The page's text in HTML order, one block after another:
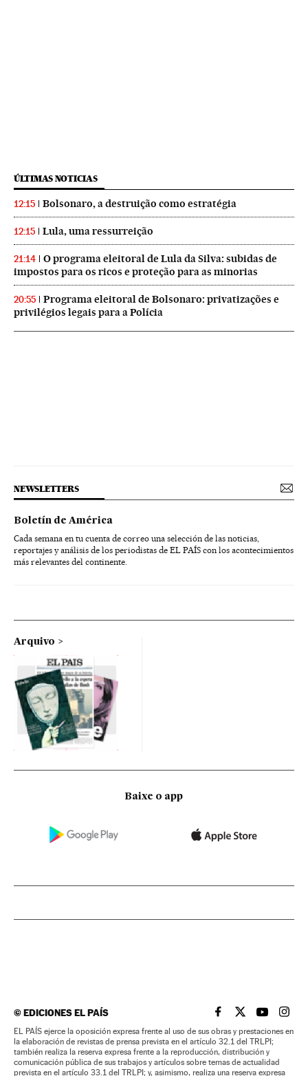
ÚLTIMAS NOTICIAS
12:15 Bolsonaro, a destruição como estratégia
12:15 Lula, uma ressurreição
21:14
O programa eleitoral de Lula da Silva: subidas de
impostos para os ricos e proteção para as minorias
20:55
Programa eleitoral de Bolsonaro: privatizações e
privilégios legais para a Polícia
NEWSLETTERS
Boletín de América
Cada semana en tu cuenta de correo una selección de las noticias,
reportajes y análisis de los periodistas de EL PAÍS con los acontecimientos
más relevantes del continente.
Arquivo
Baixe o app
©EDICIONES EL PAÍS EL PAÍS BRASIL EN
EL PAÍSEL PAÍS
EL
EL PAÍS ejerce la oposición expresa frente al uso de sus obras y prestaciones en
la elaboración de revistas de prensa prevista en el artículo 32.1 del TRLPI;
también realiza la reserva expresa frente a la reproducción, distribución y
comunicación pública de sus trabajos y artículos sobre temas de actualidad
prevista en el artículo 33.1 del TRLPI; y, asimismo, realiza una reserva expresa